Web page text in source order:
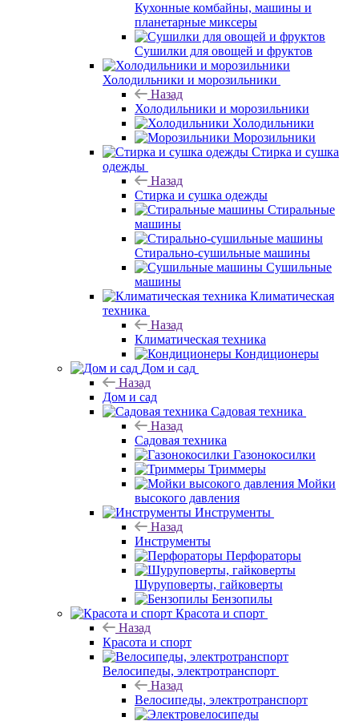
Кухонные комбайны, машины и
планетарные миксеры
Сушилки для овощей и фруктов
Холодильники и морозильники
Назад
Холодильники и морозильники
Холодильники
Морозильники
Стирка и сушка
одежды
Назад
Стирка и сушка одежды
Стиральные
машины
Стирально-сушильные машины
Сушильные
машины
Климатическая
техника
Назад
Климатическая техника
Кондиционеры
Дом и сад
Назад
Дом и сад
Садовая техника
Назад
Садовая техника
Газонокосилки
Триммеры
Мойки
высокого давления
Инструменты
Назад
Инструменты
Перфораторы
Шуруповерты, гайковерты
Бензопилы
Красота и спорт
Назад
Красота и спорт
Велосипеды, электротранспорт
Назад
Велосипеды, электротранспорт